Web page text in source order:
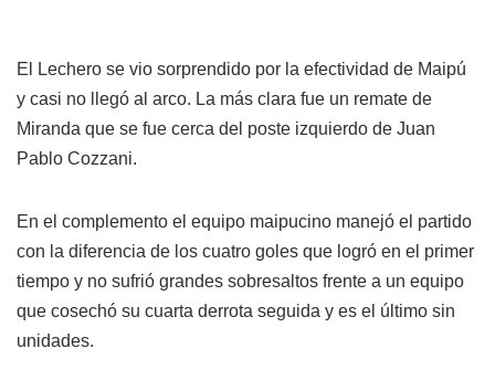
El Lechero se vio sorprendido por la efectividad de Maipú
y casi no llegó al arco. La más clara fue un remate de
Miranda que se fue cerca del poste izquierdo de Juan
Pablo Cozzani.
En el complemento el equipo maipucino manejó el partido
con la diferencia de los cuatro goles que logró en el primer
tiempo y no sufrió grandes sobresaltos frente a un equipo
que cosechó su cuarta derrota seguida y es el último sin
unidades.